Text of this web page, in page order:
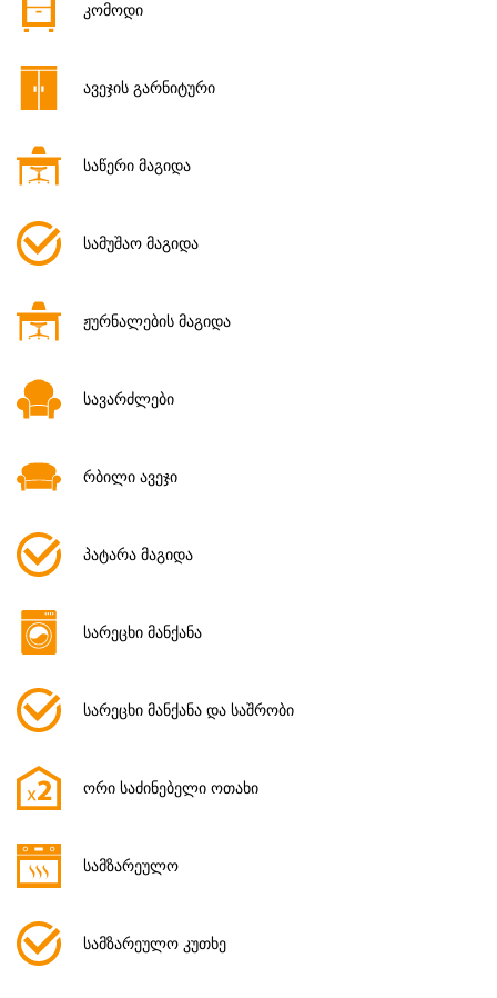
კომოდი
ავეჯის გარნიტური
საწერი მაგიდა
სამუშაო მაგიდა
ჟურნალების მაგიდა
სავარძლები
რბილი ავეჯი
პატარა მაგიდა
სარეცხი მანქანა
სარეცხი მანქანა და საშრობი
ორი საძინებელი ოთახი
სამზარეულო
სამზარეულო კუთხე